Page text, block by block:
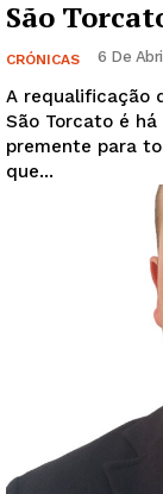
Grande
Publicidade
Quero ser
São
CRÓNICAS 6 De
A requalificação
São Torcato é
premente para
que...